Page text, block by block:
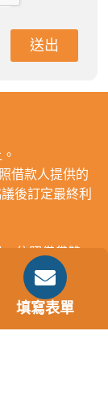
送出
借款人提供的
後訂定最終利
依照借貸雙
方比較利率
清借款，年
須手續費。
填寫表單